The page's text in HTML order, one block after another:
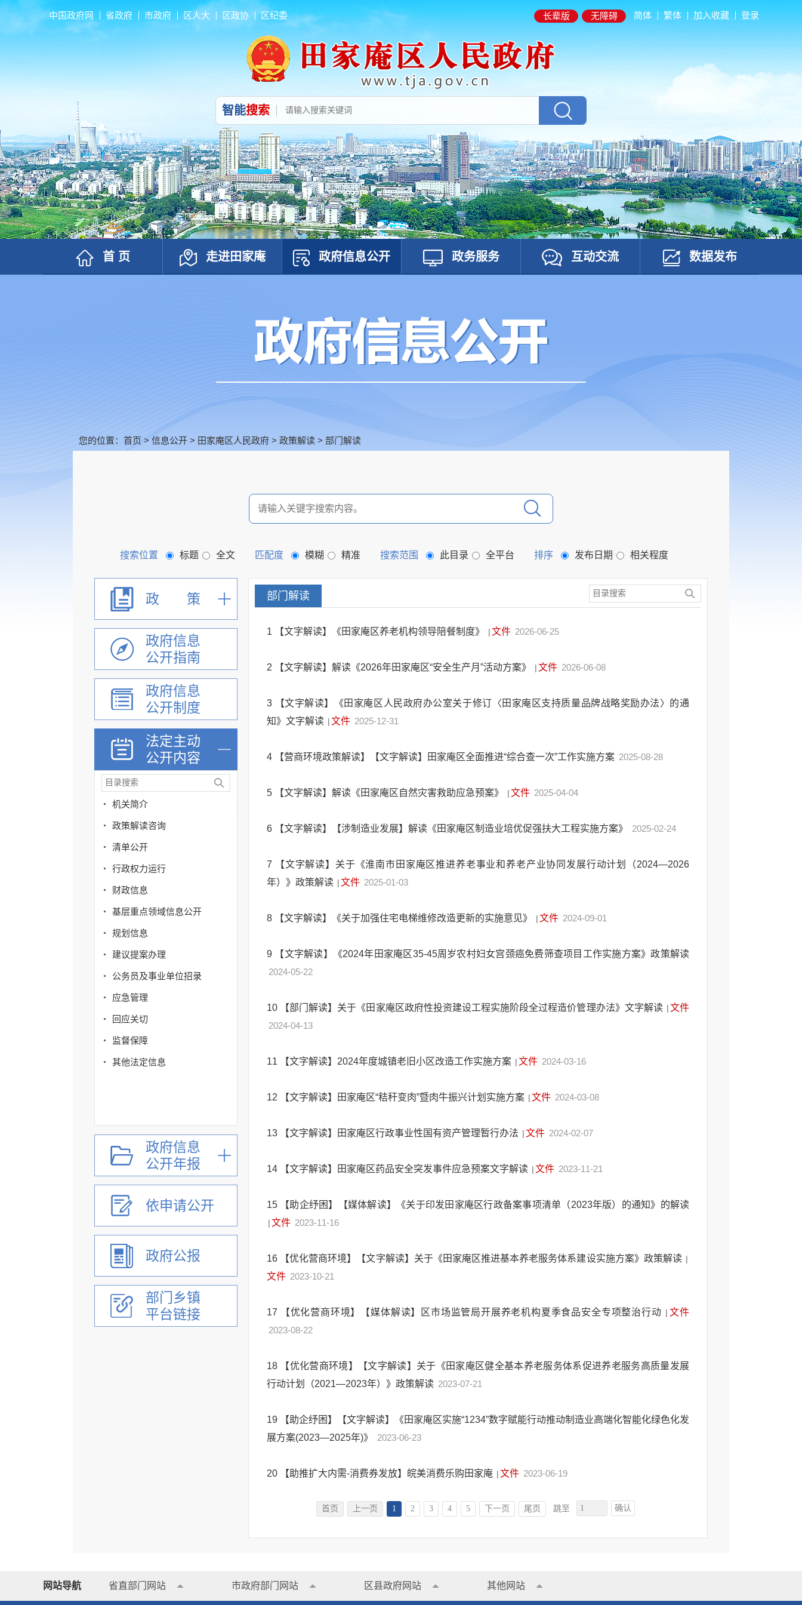
中国政府网 省政府 市政府 区人大 区政协 区纪委 长辈版 无障碍 简体 繁体 加入收藏 登录
智能搜索
首 页 走进田家庵 政府信息公开 政务服务 互动交流 数据发布
您的位置： 首页 > 信息公开 > 田家庵区人民政府 > 政策解读 > 部门解读
搜索位置 标题 全文 匹配度 模糊 精准 搜索范围 此目录 全平台 排序 发布日期 相关程度
政 策
政府信息
公开指南
政府信息
公开制度
法定主动
公开内容
机关简介
政策解读咨询
清单公开
行政权力运行
财政信息
基层重点领域信息公开
规划信息
建议提案办理
公务员及事业单位招录
应急管理
回应关切
监督保障
其他法定信息
政府信息
公开年报
依申请公开
政府公报
部门乡镇
平台链接
部门解读
1 【文字解读】《田家庵区养老机构领导陪餐制度》 |文件 2026-06-25
2 【文字解读】解读《2026年田家庵区“安全生产月”活动方案》 |文件 2026-06-08
3
【文字解读】《田家庵区人民政府办公室关于修订〈田家庵区支持质量品牌战略奖励办法〉的通
知》文字解读 |文件 2025-12-31
4 【营商环境政策解读】【文字解读】田家庵区全面推进“综合查一次”工作实施方案 2025-08-28
5 【文字解读】解读《田家庵区自然灾害救助应急预案》 |文件 2025-04-04
6 【文字解读】【涉制造业发展】解读《田家庵区制造业培优促强扶大工程实施方案》 2025-02-24
7
【文字解读】关于《淮南市田家庵区推进养老事业和养老产业协同发展行动计划（2024—2026
年）》政策解读 |文件 2025-01-03
8 【文字解读】《关于加强住宅电梯维修改造更新的实施意见》 |文件 2024-09-01
9
【文字解读】《2024年田家庵区35-45周岁农村妇女宫颈癌免费筛查项目工作实施方案》政策解读
2024-05-22
10 【部门解读】关于《田家庵区政府性投资建设工程实施阶段全过程造价管理办法》文字解读 |文件
2024-04-13
11 【文字解读】2024年度城镇老旧小区改造工作实施方案 |文件 2024-03-16
12 【文字解读】田家庵区“秸秆变肉”暨肉牛振兴计划实施方案 |文件 2024-03-08
13 【文字解读】田家庵区行政事业性国有资产管理暂行办法 |文件 2024-02-07
14 【文字解读】田家庵区药品安全突发事件应急预案文字解读 |文件 2023-11-21
15 【助企纾困】【媒体解读】《关于印发田家庵区行政备案事项清单（2023年版）的通知》的解读
|文件 2023-11-16
16 【优化营商环境】【文字解读】关于《田家庵区推进基本养老服务体系建设实施方案》政策解读 |
文件 2023-10-21
17 【优化营商环境】【媒体解读】区市场监管局开展养老机构夏季食品安全专项整治行动 | 文件
2023-08-22
18
【优化营商环境】【文字解读】关于《田家庵区健全基本养老服务体系促进养老服务高质量发展
行动计划（2021—2023年）》政策解读 2023-07-21
19
【助企纾困】【文字解读】《田家庵区实施“1234”数字赋能行动推动制造业高端化智能化绿色化发
展方案(2023—2025年)》
2023-06-23
20 【助推扩大内需-消费券发放】皖美消费乐购田家庵 |文件 2023-06-19
首页 上一页 1 2 3 4 5 下一页 尾页 跳至 确认
网站导航 省直部门网站 市政府部门网站 区县政府网站 其他网站